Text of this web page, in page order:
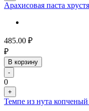
Арахисовая паста
485.00 ₽
₽
В корзину
-
0
+
Темпе из нута